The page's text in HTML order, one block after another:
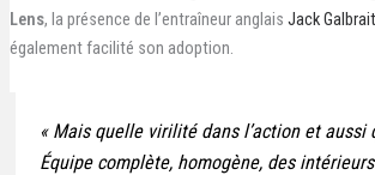
Lens, la présence de l’entraîneur anglais Jack
également facilité son adoption.
« Mais quelle virilité dans l’action et aussi
Équipe complète, homogène, des